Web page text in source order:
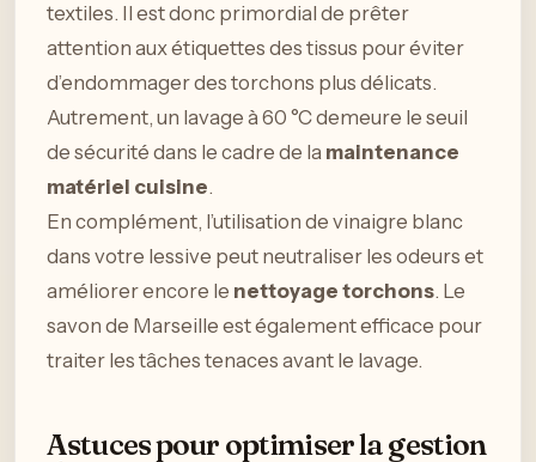
textiles. Il est donc primordial de prêter
attention aux étiquettes des tissus pour éviter
d’endommager des torchons plus délicats.
Autrement, un lavage à 60 °C demeure le seuil
de sécurité dans le cadre de la maintenance
matériel cuisine.
En complément, l’utilisation de vinaigre blanc
dans votre lessive peut neutraliser les odeurs et
améliorer encore le nettoyage torchons. Le
savon de Marseille est également efficace pour
traiter les tâches tenaces avant le lavage.
Astuces pour optimiser la gestion